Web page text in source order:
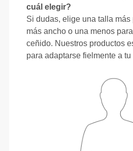
cuál elegir?
Si dudas, elige una talla más
más ancho o una menos
ceñido. Nuestros productos
para adaptarse fielmente a tu